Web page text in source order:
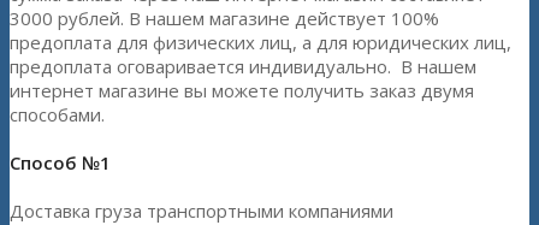
3000 рублей. В нашем магазине действует 100%
предоплата для физических лиц, а для юридических лиц,
предоплата оговаривается индивидуально. В нашем
интернет магазине вы можете получить заказ двумя
способами.
Способ №1
Доставка груза транспортными компаниями